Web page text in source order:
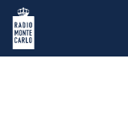
Radio Monte Carlo